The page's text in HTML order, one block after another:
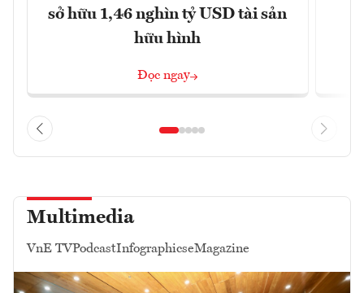
sở hữu 1,46 nghìn tỷ USD tài sản
hữu hình
Đọc ngay
Multimedia
VnE TVPodcastInfographicseMagazine